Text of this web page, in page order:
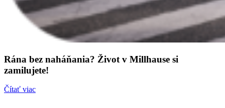
Rána bez naháňania? Život v Millhause si
zamilujete!
Čítať viac